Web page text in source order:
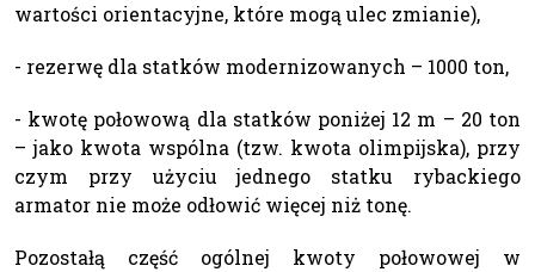
wartości orientacyjne, które mogą ulec zmianie),
- rezerwę dla statków modernizowanych – 1000 ton,
- kwotę połowową dla statków poniżej 12 m – 20 ton
– jako kwota wspólna (tzw. kwota olimpijska), przy
czym przy użyciu jednego statku rybackiego
armator nie może odłowić więcej niż tonę.
Pozostałą część ogólnej kwoty połowowej w